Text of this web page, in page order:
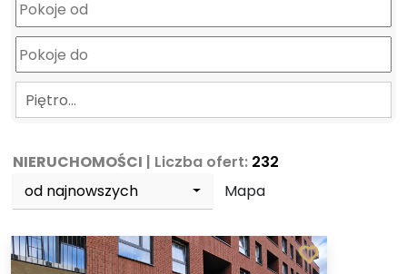
Piętro…
NIERUCHOMOŚCI | Liczba ofert: 232
od najnowszych
Mapa